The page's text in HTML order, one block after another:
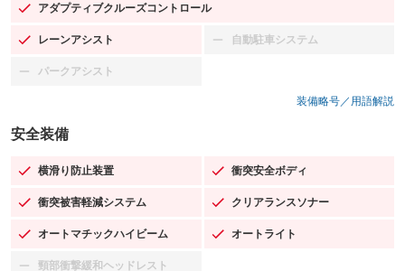
アダプティブクルーズコントロール
：装備あり
レーンアシスト
：装備あり 自動駐車システム
：装備なし
パークアシスト
：装備なし
装備略号／用語解説
安全装備
横滑り防止装置
：装備あり 衝突安全ボディ
：装備あり
衝突被害軽減システム
：装備あり クリアランスソナー
：装備あり
オートマチックハイビーム
：装備あり オートライト
：装備あり
頸部衝撃緩和ヘッドレスト